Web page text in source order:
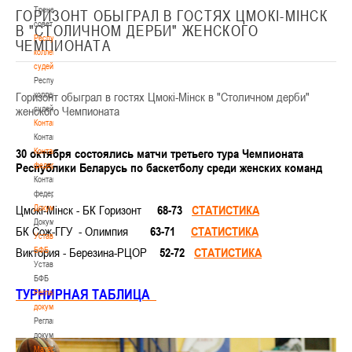
Тренерский
совет
Республиканская
коллегия
судей
Республиканская
коллегия
судей
Контакты
Контакты
Контакты
федерации
Контакты
федерации
Документы
Документы
Устав
БФБ
Устав
БФБ
Регламентирующие
документы
Регламентирующие
документы
Материалы
ГОРИЗОНТ ОБЫГРАЛ В ГОСТЯХ ЦМОКI-МIНСК
В "СТОЛИЧНОМ ДЕРБИ" ЖЕНСКОГО
ЧЕМПИОНАТА
Горизонт обыграл в гостях Цмокi-Мiнск в "Столичном дерби"
женского Чемпионата
30 октября состоялись матчи третьего тура Чемпионата
Республики Беларусь по баскетболу среди женских команд
Цмокi-Мiнск - БК Горизонт 68-73
СТАТИСТИКА
БК Сож-ГГУ - Олимпия 63-71
СТАТИСТИКА
Виктория - Березина-РЦОР 52-72 СТАТИСТИКА
ТУРНИРНАЯ ТАБЛИЦА